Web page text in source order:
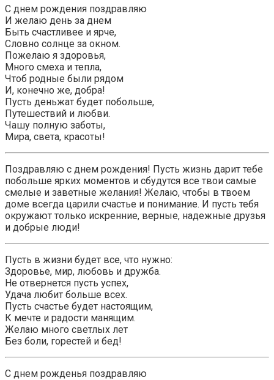
С днем рождения поздравляю
И желаю день за днем
Быть счастливее и ярче,
Словно солнце за окном.
Пожелаю я здоровья,
Много смеха и тепла,
Чтоб родные были рядом
И, конечно же, добра!
Пусть деньжат будет побольше,
Путешествий и любви.
Чашу полную заботы,
Мира, света, красоты!
Поздравляю с днем рождения! Пусть жизнь дарит тебе
побольше ярких моментов и сбудутся все твои самые
смелые и заветные желания! Желаю, чтобы в твоем
доме всегда царили счастье и понимание. И пусть тебя
окружают только искренние, верные, надежные друзья
и добрые люди!
Пусть в жизни будет все, что нужно:
Здоровье, мир, любовь и дружба.
Не отвернется пусть успех,
Удача любит больше всех.
Пусть счастье будет настоящим,
К мечте и радости манящим.
Желаю много светлых лет
Без боли, горестей и бед!
С днем рожденья поздравляю